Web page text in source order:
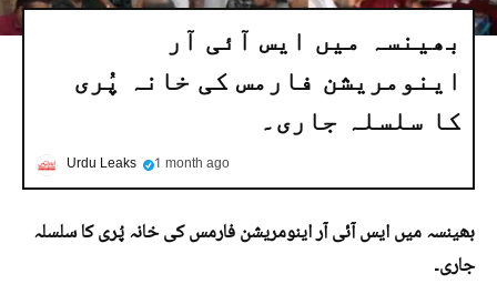
بھینسہ میں ایس آئی آر
اینومریشن فارمس کی خانہ پُری
کا سلسلہ جاری۔
Urdu Leaks 1 month ago
بھینسہ میں ایس آئی آر اینومریشن فارمس کی خانہ پُری کا سلسلہ
جاری۔